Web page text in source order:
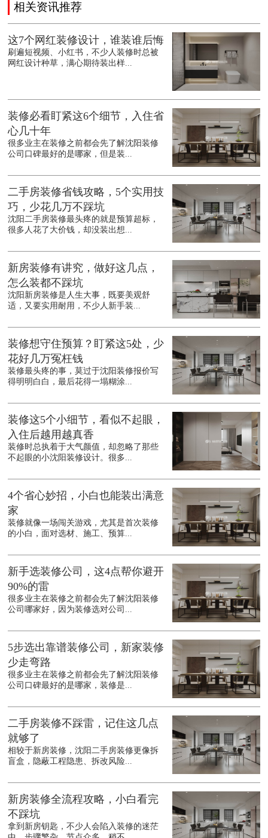
相关资讯推荐
这7个网红装修设计，谁装谁后悔
刷遍短视频、小红书，不少人装修时总被
网红设计种草，满心期待装出样...
装修必看盯紧这6个细节，入住省
心几十年
很多业主在装修之前都会先了解沈阳装修
公司口碑最好的是哪家，但是装...
二手房装修省钱攻略，5个实用技
巧，少花几万不踩坑
沈阳二手房装修最头疼的就是预算超标，
很多人花了大价钱，却没装出想...
新房装修有讲究，做好这几点，
怎么装都不踩坑
沈阳新房装修是人生大事，既要美观舒
适，又要实用耐用，不少人新手装...
装修想守住预算？盯紧这5处，少
花好几万冤枉钱
装修最头疼的事，莫过于沈阳装修报价写
得明明白白，最后花得一塌糊涂...
装修这5个小细节，看似不起眼，
入住后越用越真香
装修时总执着于大气颜值，却忽略了那些
不起眼的小沈阳装修设计。很多...
4个省心妙招，小白也能装出满意
家
装修就像一场闯关游戏，尤其是首次装修
的小白，面对选材、施工、预算...
新手选装修公司，这4点帮你避开
90%的雷
很多业主在装修之前都会先了解沈阳装修
公司哪家好，因为装修选对公司...
5步选出靠谱装修公司，新家装修
少走弯路
很多业主在装修之前都会先了解沈阳装修
公司口碑最好的是哪家，装修是...
二手房装修不踩雷，记住这几点
就够了
相较于新房装修，沈阳二手房装修更像拆
盲盒，隐蔽工程隐患、拆改风险...
新房装修全流程攻略，小白看完
不踩坑
拿到新房钥匙，不少人会陷入装修的迷茫